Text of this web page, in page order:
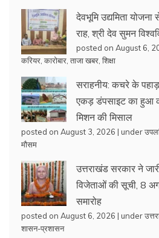
देवभूमि उद्यमिता
राह, श्री देव सुमन
posted on August 6,
करियर कारोबार ताजा खबर शिक्षा
सराहनीय: कचरे के पहाड़
एकड़ डंपसाइट का हुआ
मिशन की मिसाल
posted on August 3, 2026 | under
मौसम
उत्तराखंड सरकार ने
विजेताओं की सूची, 8
समारोह
posted on August 6, 2026 | under
शासन-प्रशासन